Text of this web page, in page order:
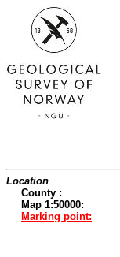
Location
County :
Map 1:50000:
Marking point: